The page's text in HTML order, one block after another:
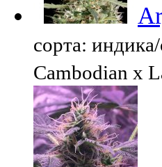
сорта:
Cambodian х